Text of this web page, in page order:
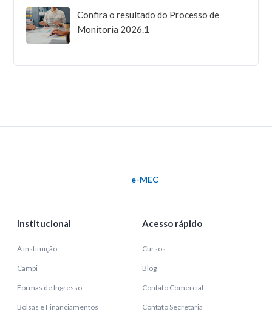
Confira o resultado do Processo de
Monitoria 2026.1
e-MEC
Institucional
A instituição
Campi
Formas de Ingresso
Bolsas e Financiamentos
Acesso rápido
Cursos
Blog
Contato Comercial
Contato Secretaria